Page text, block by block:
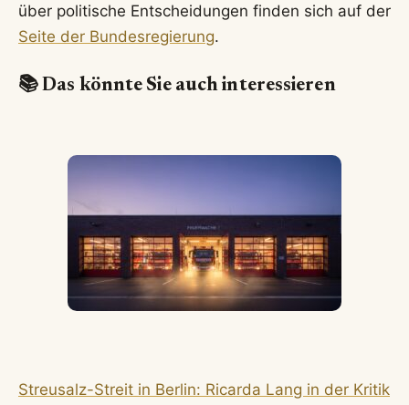
über politische Entscheidungen finden sich auf der
Seite der Bundesregierung.
📚 Das könnte Sie auch interessieren
Streusalz-Streit in Berlin: Ricarda Lang in der Kritik